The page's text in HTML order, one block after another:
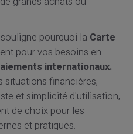
pourquoi la Carte
pour vos besoins en
internationaux.
situations financières,
et simplicité d'utilisation,
de choix pour les
et pratiques.